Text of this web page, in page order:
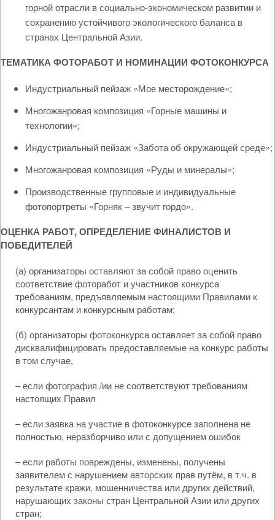
горной отрасли в социально-экономическом развитии и
сохранению устойчивого экологического баланса в
странах Центральной Азии.
ТЕМАТИКА ФОТОРАБОТ И НОМИНАЦИИ ФОТОКОНКУРСА
Индустриальный пейзаж «Мое месторождение»;
Многожанровая композиция «Горные машины и
технологии»;
Индустриальный пейзаж «Забота об окружающей среде»;
Многожанровая композиция «Руды и минералы»;
Производственные групповые и индивидуальные
фотопортреты «Горняк – звучит гордо».
ОЦЕНКА РАБОТ, ОПРЕДЕЛЕНИЕ ФИНАЛИСТОВ И
ПОБЕДИТЕЛЕЙ
(а) организаторы оставляют за собой право оценить
соответствие фоторабот и участников конкурса
требованиям, предъявляемым настоящими Правилами к
конкурсантам и конкурсным работам;
(б) организаторы фотоконкурса оставляет за собой право
дисквалифицировать предоставляемые на конкурс работы
в том случае,
– если фотография /ии не соответствуют требованиям
настоящих Правил
– если заявка на участие в фотоконкурсе заполнена не
полностью, неразборчиво или с допущением ошибок
– если работы повреждены, изменены, получены
заявителем с нарушением авторских прав путём, в т.ч. в
результате кражи, мошенничества или других действий,
нарушающих законы стран Центральной Азии или других
стран;